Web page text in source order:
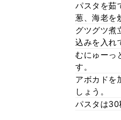
パスタを茹
葱、海老を
グツグツ煮
込みを入れ
むにゅーっ
す。
アボカドを
しょう。
パスタは30